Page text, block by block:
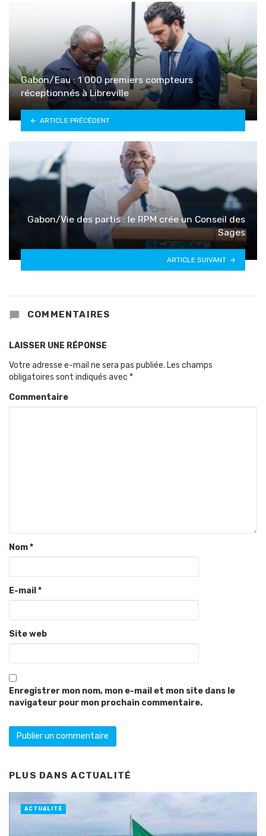
Gabon/Eau : 1 000 premiers compteurs
réceptionnés à Libreville
ARTICLE PRÉCÉDENT
Gabon/Vie des partis : le RPM crée un Conseil des
Sages
ARTICLE SUIVANT
COMMENTAIRES
LAISSER UNE RÉPONSE
Votre adresse e-mail ne sera pas publiée. Les champs
obligatoires sont indiqués avec *
Commentaire
Nom*
E-mail *
Site web
Enregistrer mon nom, mon e-mail et mon site dans le
navigateur pour mon prochain commentaire.
PLUS DANSACTUALITÉ
ACTUALITÉ